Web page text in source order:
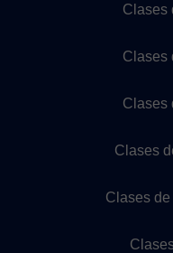
Clases
Clases
Clases
Clases
Clases